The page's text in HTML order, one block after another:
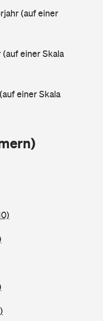
(auf einer
einer Skala
einer Skala